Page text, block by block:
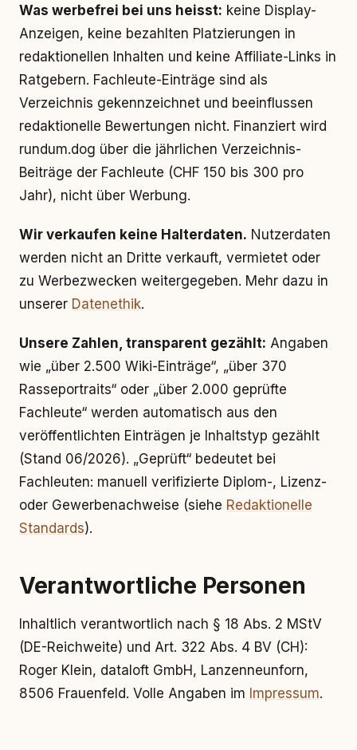
Was werbefrei bei uns heisst: keine Display-
Anzeigen, keine bezahlten Platzierungen in
redaktionellen Inhalten und keine Affiliate-Links in
Ratgebern. Fachleute-Einträge sind als
Verzeichnis gekennzeichnet und beeinflussen
redaktionelle Bewertungen nicht. Finanziert wird
rundum.dog über die jährlichen Verzeichnis-
Beiträge der Fachleute (CHF 150 bis 300 pro
Jahr), nicht über Werbung.
Wir verkaufen keine Halterdaten. Nutzerdaten
werden nicht an Dritte verkauft, vermietet oder
zu Werbezwecken weitergegeben. Mehr dazu in
unserer Datenethik.
Unsere Zahlen, transparent gezählt: Angaben
wie „über 2.500 Wiki-Einträge“, „über 370
Rasseportraits“ oder „über 2.000 geprüfte
Fachleute“ werden automatisch aus den
veröffentlichten Einträgen je Inhaltstyp gezählt
(Stand 06/2026). „Geprüft“ bedeutet bei
Fachleuten: manuell verifizierte Diplom-, Lizenz-
oder Gewerbenachweise (siehe Redaktionelle
Standards).
Verantwortliche Personen
Inhaltlich verantwortlich nach § 18 Abs. 2 MStV
(DE-Reichweite) und Art. 322 Abs. 4 BV (CH):
Roger Klein, dataloft GmbH, Lanzenneunforn,
8506 Frauenfeld. Volle Angaben im Impressum.